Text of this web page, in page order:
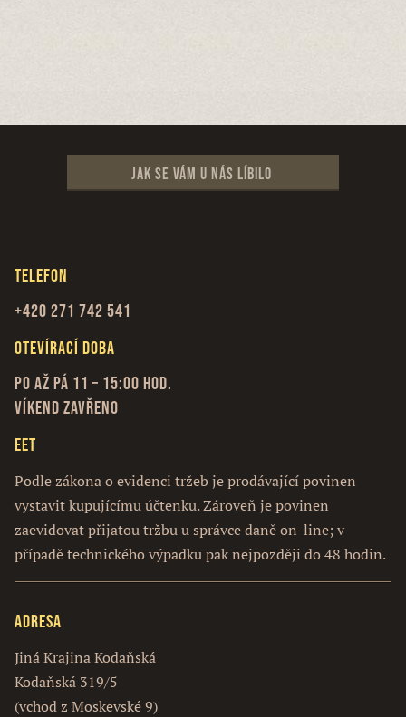
Jak se vám u nás líbilo
Telefon
+420 271 742 541
Otevírací doba
Po až Pá 11 – 15:00 hod.
Víkend zavřeno
EET
Podle zákona o evidenci tržeb je prodávající povinen
vystavit kupujícímu účtenku. Zároveň je povinen
zaevidovat přijatou tržbu u správce daně on-line; v
případě technického výpadku pak nejpozději do 48 hodin.
Adresa
Jiná Krajina Kodaňská
Kodaňská 319/5
(vchod z Moskevské 9)